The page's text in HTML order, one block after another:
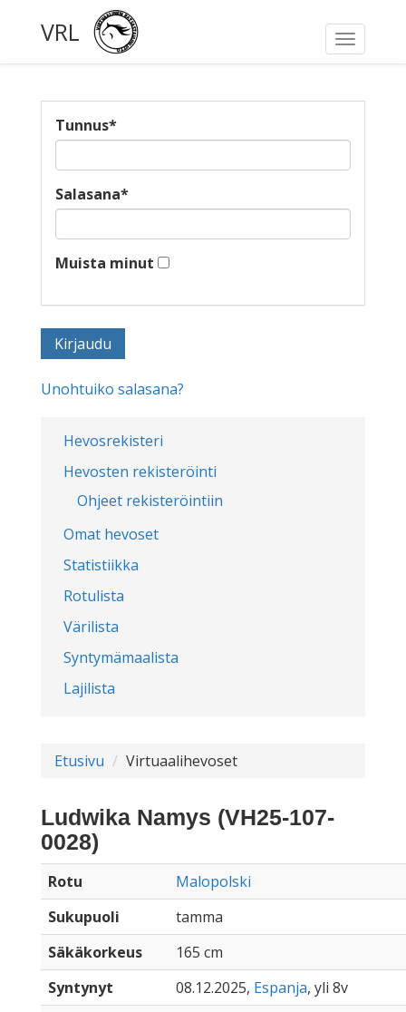
Toggle
VRL
Hevosrekisteri
Hevosten rekisteröinti
Ohjeet rekisteröintiin
Omat hevoset
Statistiikka
Rotulista
Värilista
Syntymämaalista
Lajilista
Tunnus*
Salasana*
Muista minut
Unohtuiko salasana?
Etusivu Virtuaalihevoset
Ludwika Namys (VH25-107-
0028)
Rotu
Malopolski
Sukupuoli
tamma
Säkäkorkeus
165 cm
Syntynyt
08.12.2025, Espanja, yli 8v